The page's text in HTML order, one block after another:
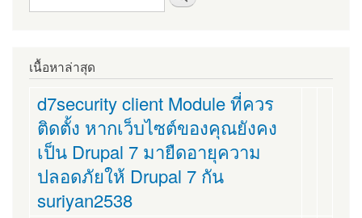
เนื้อหาล่าสุด
d7security client Module ที่ควร
ติดตั้ง หากเว็บไซต์ของคุณยังคง
เป็น Drupal 7 มายืดอายุความ
ปลอดภัยให้ Drupal 7 กัน
suriyan2538